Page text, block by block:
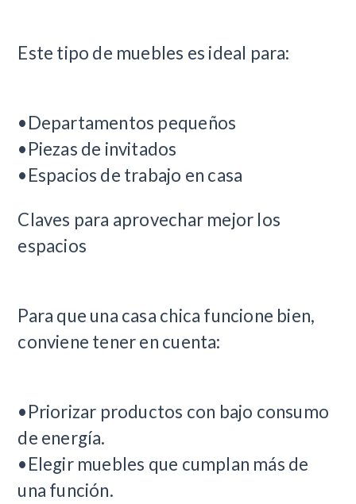
Este tipo de muebles es ideal para:
•Departamentos pequeños
•Piezas de invitados
•Espacios de trabajo en casa
Claves para aprovechar mejor los
espacios
Para que una casa chica funcione bien,
conviene tener en cuenta:
•Priorizar productos con bajo consumo
de energía.
•Elegir muebles que cumplan más de
una función.